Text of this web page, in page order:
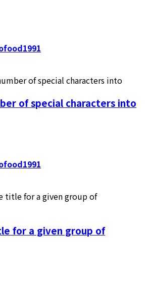
of special characters into
for a given group of